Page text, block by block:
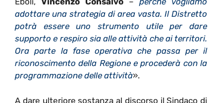
adottare una strategia di area vasta. Il Distretto
potrà essere uno strumento utile per dare
supporto e respiro sia alle attività che ai territori.
Ora parte la fase operativa che passa per il
riconoscimento della Regione e procederà con la
programmazione delle attività».
A dare ulteriore sostanza al discorso il Sindaco di